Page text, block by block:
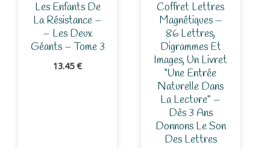
Les Enfants De
La Résistance –
– Les Deux
Géants – Tome 3
13.45€
Coffret Lettres
Magnétiques –
86 Lettres,
Digrammes Et
Images, Un Livret
“Une Entrée
Naturelle Dans
La Lecture” –
Dès 3 Ans
Donnons Le Son
Des Lettres